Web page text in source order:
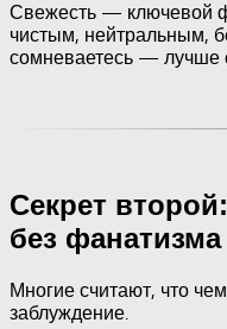
Свежесть — ключевой
чистым, нейтральным,
сомневаетесь — лучше
Секрет
без фанатизма
Многие считают, что
заблуждение.